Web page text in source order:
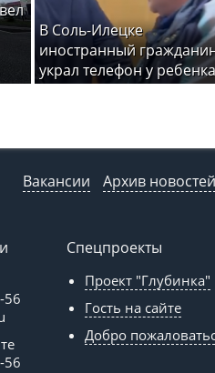
В Соль-Илецке
иностранный
украл телефон у ребенка
Вакансии Архив новостей
56
56
Спецпроекты
Проект "Глубинка"
Гость на сайте
Добро